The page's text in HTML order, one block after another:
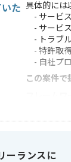
た 具体的には
- サービ
- サービ
- トラブ
- 特許取
- 自社プ
この案件で
ーランスに